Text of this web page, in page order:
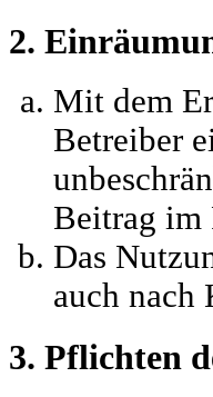
2.
Mit dem
Betreiber
Beitrag im
Das
auch nach
3. Pflichten